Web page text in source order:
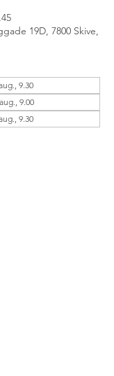
19D, 7800 Skive,
9.30
9.00
9.30